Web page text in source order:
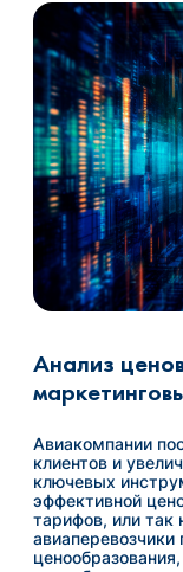
Анализ
Авиакомпании
клиентов и
ключевых
эффективной
тарифов, или так
авиаперевозчики